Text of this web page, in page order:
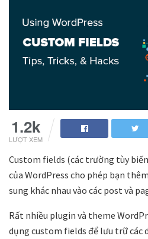
1.2k
LƯỢT XEM
Custom fields (các trường tùy
của WordPress cho phép bạn
sung khác nhau vào các post và
Rất nhiều plugin và theme
dụng custom fields để lưu trữ các